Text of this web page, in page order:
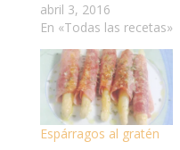
abril 3, 2016
En «Todas las recetas»
Espárragos al gratén